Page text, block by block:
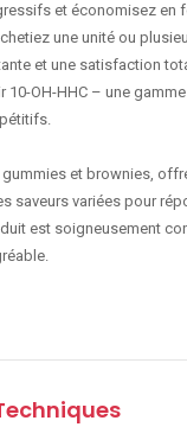
et économisez en
une unité ou
et une satisfaction
10-OH-HHC – une
et brownies,
saveurs variées pour
est soigneusement